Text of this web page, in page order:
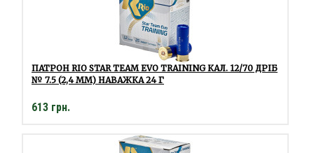
ПАТРОН RIO STAR TEAM EVO TRAINING КАЛ. 12/70 ДРІБ
№ 7.5 (2,4 ММ) НАВАЖКА 24 Г
613 грн.